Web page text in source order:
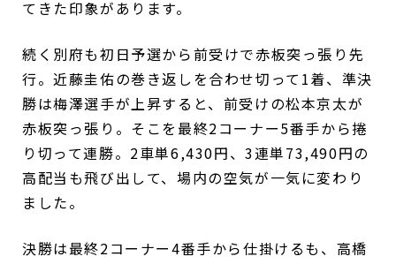
てきた印象があります。
続く別府も初日予選から前受けで赤板突っ張り先
行。近藤圭佑の巻き返しを合わせ切って1着、準決
勝は梅澤選手が上昇すると、前受けの松本京太が
赤板突っ張り。そこを最終2コーナー5番手から捲
り切って連勝。2車単6,430円、3連単73,490円の
高配当も飛び出して、場内の空気が一気に変わり
ました。
決勝は最終2コーナー4番手から仕掛けるも、高橋